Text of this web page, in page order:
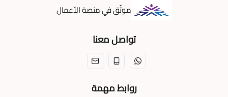
موثّق في منصة الأعمال
تواصل معنا
روابط مهمة